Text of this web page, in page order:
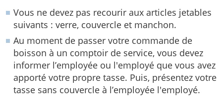
Vous ne devez pas recourir aux articles jetables
suivants : verre, couvercle et manchon.
Au moment de passer votre commande de
boisson à un comptoir de service, vous devez
informer l’employée ou l'employé que vous avez
apporté votre propre tasse. Puis, présentez votre
tasse sans couvercle à l’employée l'employé.